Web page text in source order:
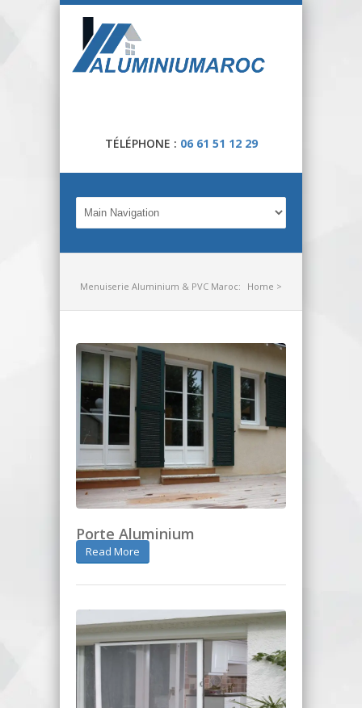
TÉLÉPHONE : 06 61 51 12 29
Menuiserie Aluminium & PVC Maroc: Home >
Porte Aluminium
Read More